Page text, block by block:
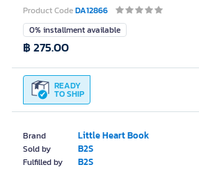
Product CodeDA12866
Brand Little Heart Book
Sold by B2S
Fulfilled by B2S
0% installment available
READY
TO SHIP
฿ 275.00